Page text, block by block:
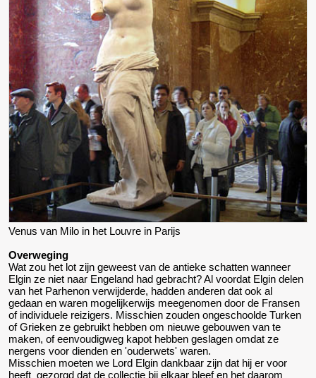
Venus van Milo in het Louvre in Parijs
Overweging
Wat zou het lot zijn geweest van de antieke schatten wanneer
Elgin ze niet naar Engeland had gebracht? Al voordat Elgin delen
van het Parhenon verwijderde, hadden anderen dat ook al
gedaan en waren mogelijkerwijs meegenomen door de Fransen
of individuele reizigers. Misschien zouden ongeschoolde Turken
of Grieken ze gebruikt hebben om nieuwe gebouwen van te
maken, of eenvoudigweg kapot hebben geslagen omdat ze
nergens voor dienden en 'ouderwets' waren.
Misschien moeten we Lord Elgin dankbaar zijn dat hij er voor
heeft gezorgd dat de collectie bij elkaar bleef en het daarom